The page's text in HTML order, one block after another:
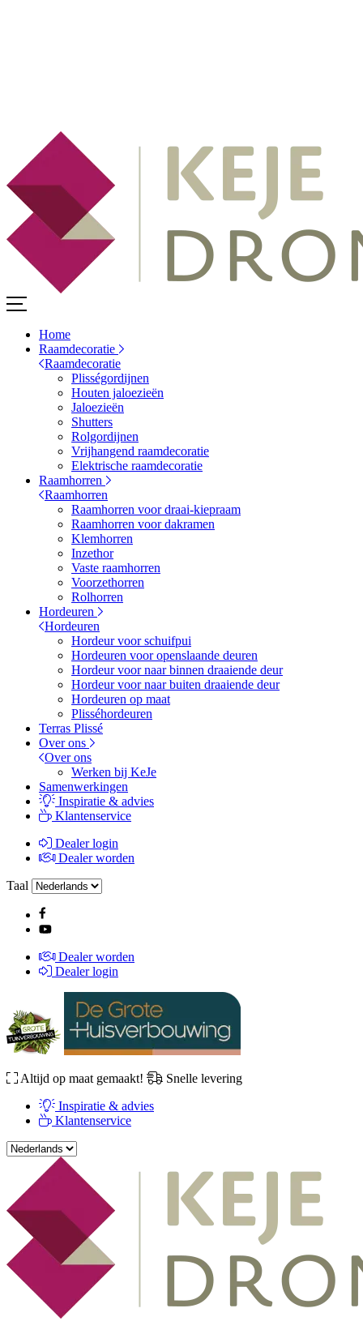
Home
Raamdecoratie
Raamdecoratie
Plisségordijnen
Houten jaloezieën
Jaloezieën
Shutters
Rolgordijnen
Vrijhangend raamdecoratie
Elektrische raamdecoratie
Raamhorren
Raamhorren
Raamhorren voor draai-kiepraam
Raamhorren voor dakramen
Klemhorren
Inzethor
Vaste raamhorren
Voorzethorren
Rolhorren
Hordeuren
Hordeuren
Hordeur voor schuifpui
Hordeuren voor openslaande deuren
Hordeur voor naar binnen draaiende deur
Hordeur voor naar buiten draaiende deur
Hordeuren op maat
Plisséhordeuren
Terras Plissé
Over ons
Over ons
Werken bij KeJe
Samenwerkingen
Inspiratie & advies
Klantenservice
Dealer login
Dealer worden
Taal
Dealer worden
Dealer login
Altijd op maat gemaakt!
Snelle levering
Inspiratie & advies
Klantenservice